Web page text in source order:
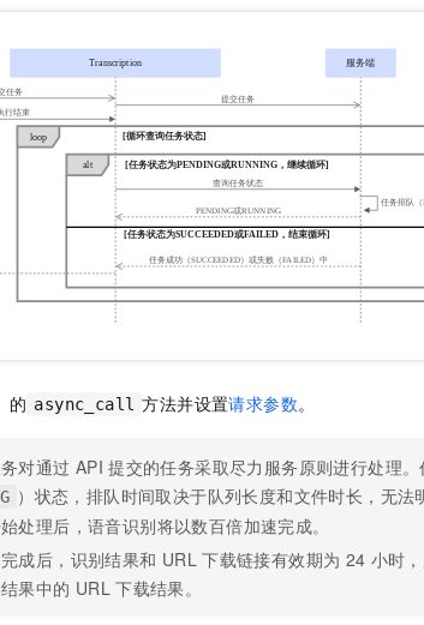
的 async_call 方法并设置请求参数。
对通过 API 提交的任务采取尽力服务原则进行处理
）状态，排队时间取决于队列长度和文件时长，无法
处理后，语音识别将以数百倍加速完成。
成后，识别结果和 URL 下载链接有效期为 24 小时
果中的 URL 下载结果。